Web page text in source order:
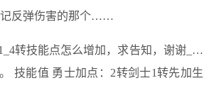
记反弹伤害的那个……
转技能点怎么增加，求告知，谢谢_…
技能值 勇士加点：2转剑士1转先加生